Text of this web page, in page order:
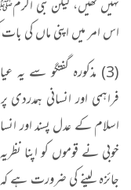
نہیں تھیں، لیکن نبی
اس امر میں اپنی ماں کی
(3) مذکورہ گفتگو سے یہ
فراہمی اور انسانی
اسلام کے عدل پسند اور
خوبی نے قوموں کو اپنا
جائزہ لینے کی ضرورت ہے